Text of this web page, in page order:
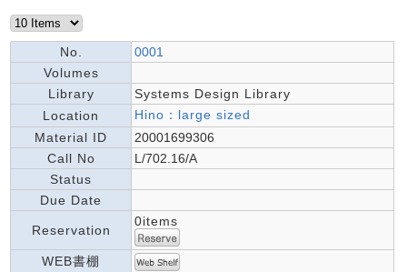
No.
0001
Volumes
Library
Systems Design Library
Location
Hino：large sized
Material ID
20001699306
Call No
L/702.16/A
Status
Due Date
Reservation
0items
WEB書棚